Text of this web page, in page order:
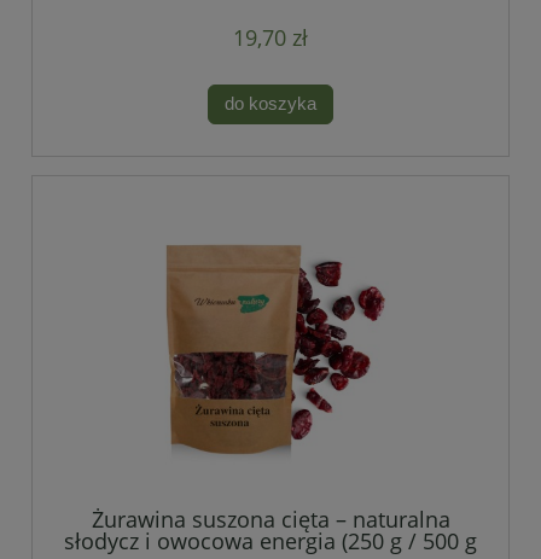
19,70 zł
do koszyka
Żurawina suszona cięta – naturalna
słodycz i owocowa energia (250 g / 500 g